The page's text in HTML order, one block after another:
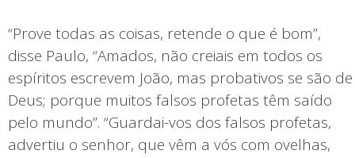
“Prove todas as coisas, retende o que é bom”,
disse Paulo, “Amados, não creiais em todos os
espíritos escrevem João, mas probativos se são de
Deus; porque muitos falsos profetas têm saído
pelo mundo”. “Guardai-vos dos falsos profetas,
advertiu o senhor, que vêm a vós com ovelhas,